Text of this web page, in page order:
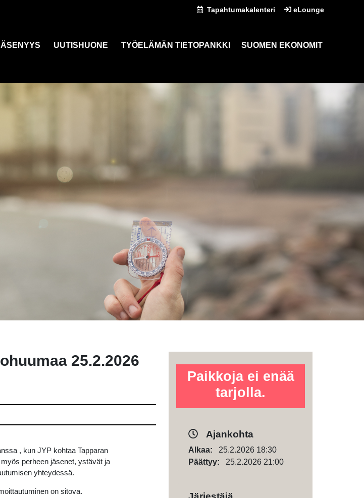
Tapahtumakalenteri eLounge
UUTISHUONE TYÖELÄMÄN TIETOPANKKI SUOMEN EKONOMIT
25.2.2026
, kun JYP kohtaa Tapparan
perheen jäsenet, ystävät ja
yhteydessä.
on sitova.
Paikkoja ei enää
tarjolla.
Ajankohta
Alkaa: 25.2.2026 18:30
Päättyy: 25.2.2026 21:00